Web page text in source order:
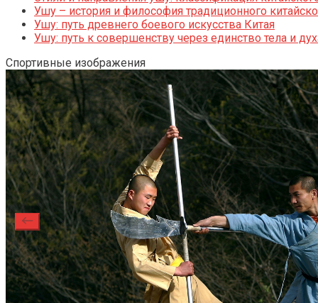
Ушу – история и философия традиционного
Ушу: путь древнего боевого искусства Китая
Ушу: путь к совершенству через единство тела и
Спортивные изображения